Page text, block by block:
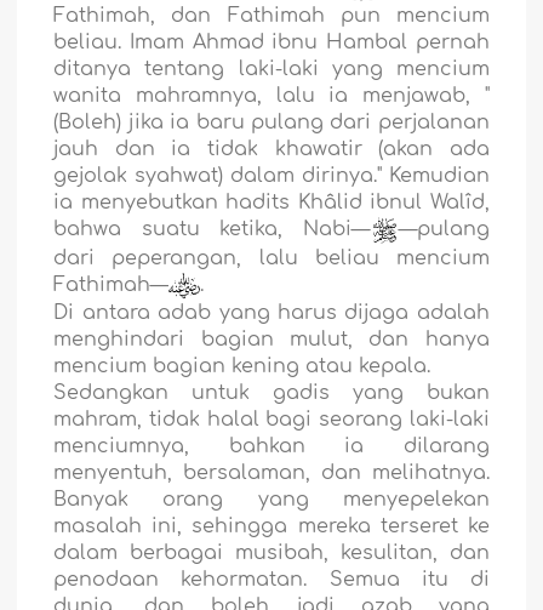
Fathimah, dan Fathimah pun mencium
beliau. Imam Ahmad ibnu Hambal pernah
ditanya tentang laki-laki yang mencium
wanita mahramnya, lalu ia menjawab, "
(Boleh) jika ia baru pulang dari perjalanan
jauh dan ia tidak khawatir (akan ada
gejolak syahwat) dalam dirinya." Kemudian
ia menyebutkan hadits Khâlid ibnul Walîd,
bahwa suatu ketika, Nabi—
—pulang
dari peperangan, lalu beliau mencium
Fathimah—
.
Di antara adab yang harus dijaga adalah
menghindari bagian mulut, dan hanya
mencium bagian kening atau kepala.
Sedangkan untuk gadis yang bukan
mahram, tidak halal bagi seorang laki-laki
menciumnya, bahkan ia dilarang
menyentuh, bersalaman, dan melihatnya.
Banyak orang yang menyepelekan
masalah ini, sehingga mereka terseret ke
dalam berbagai musibah, kesulitan, dan
penodaan kehormatan. Semua itu di